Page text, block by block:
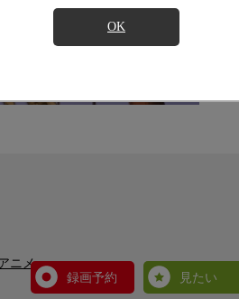
OK
ニメ
録画予約
見たい